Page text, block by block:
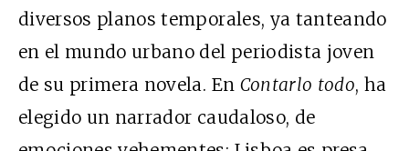
diversos planos temporales, ya tanteando
en el mundo urbano del periodista joven
de su primera novela. En Contarlo todo, ha
elegido un narrador caudaloso, de